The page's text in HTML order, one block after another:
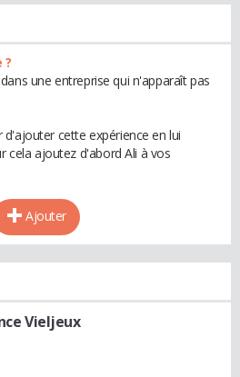
?
une entreprise qui n'apparaît pas
d'ajouter cette expérience en lui
cela ajoutez d'abord Ali à vos
Ajouter
Vieljeux